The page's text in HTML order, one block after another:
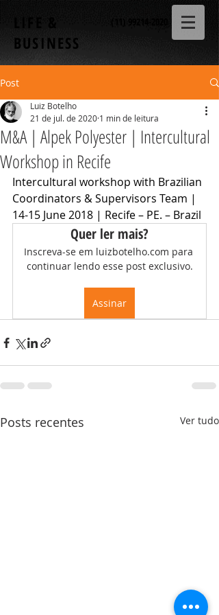
BUSINESS
Post
M&A | Alpek Polyester | Intercultural
Workshop in Recife
Luiz Botelho
21 de jul. de 2020 1 min de leitura
Intercultural workshop with Brazilian
Coordinators & Supervisors Team |
14-15 June 2018 | Recife – PE. – Brazil
Quer ler mais?
Inscreva-se em luizbotelho.com para
continuar lendo esse post exclusivo.
Assinar
Posts recentes Ver tudo